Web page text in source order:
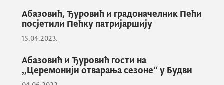
свих наших заједничких пројеката,
истакао је Маргасон.
Премијер је истакао да свједочимо
изванредној предсезони, наводећи да ће
Абазовић, Ђуровић и градоначелник Пећи
посјетили Пећку патријаршију
15.04.2023.
Абазовић и Ђуровић гости на
‚‚Церемонији отварања сезоне“ у Будви